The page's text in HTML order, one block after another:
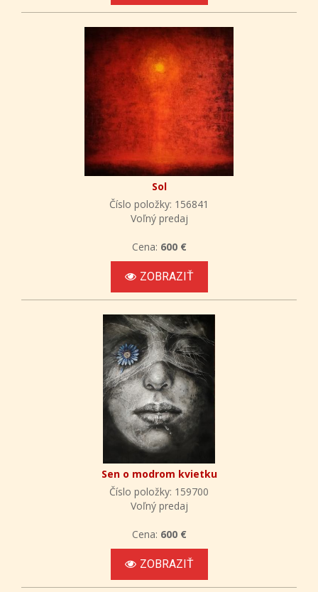
Sol
Číslo položky: 156841
Voľný predaj
Cena: 600 €
ZOBRAZIŤ
Sen o modrom kvietku
Číslo položky: 159700
Voľný predaj
Cena: 600 €
ZOBRAZIŤ